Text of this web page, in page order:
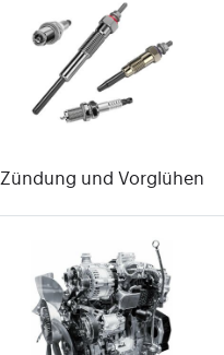
Zündung und Vorglühen